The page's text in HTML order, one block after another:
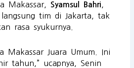
Makassar, Syamsul Bahri ,
tim di Jakarta, tak
rasa syukurnya.
Makassar Juara Umum. Ini
tahun,” ucapnya, Senin